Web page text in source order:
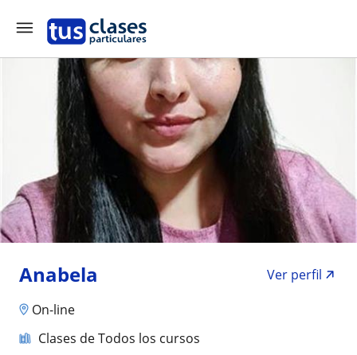
Anabela
Ver perfil
On-line
Clases de Todos los cursos